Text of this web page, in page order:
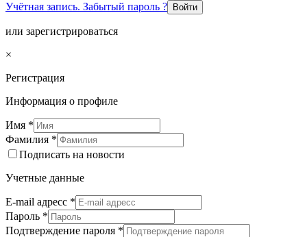
Учётная запись. Забытый пароль ?
Войти
или зарегистрироваться
×
Регистрация
Информация о профиле
Имя *
Фамилия *
Подписать на новости
Учетные данные
E-mail адресс *
Пароль *
Подтверждение пароля *